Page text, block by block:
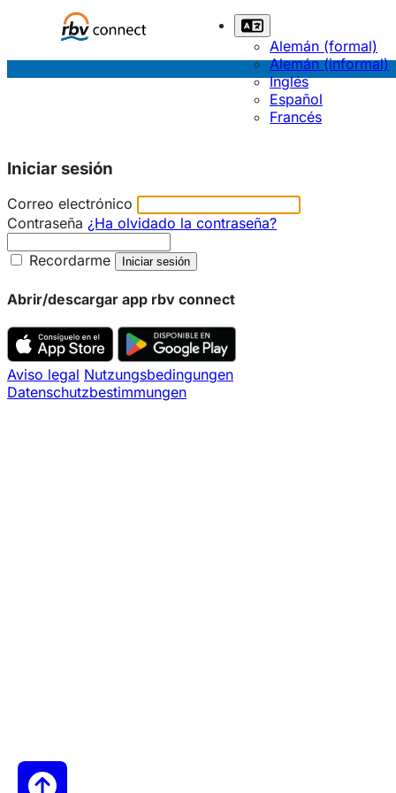
Alemán (formal)
Alemán (informal)
Inglés
Español
Francés
Iniciar sesión
Correo electrónico
Contraseña ¿Ha olvidado la contraseña?
Recordarme
Abrir/descargar app rbv connect
Aviso legal Nutzungsbedingungen
Datenschutzbestimmungen